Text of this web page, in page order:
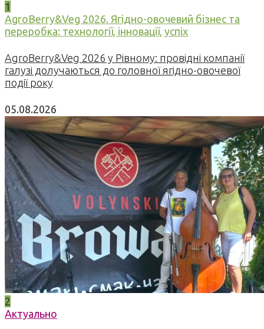
1
AgroBerry&Veg 2026. Ягідно-овочевий бізнес та
переробка: технології, інновації, успіх
AgroBerry&Veg 2026 у Рівному: провідні компанії
галузі долучаються до головної ягідно-овочевої
події року
05.08.2026
2
Актуально